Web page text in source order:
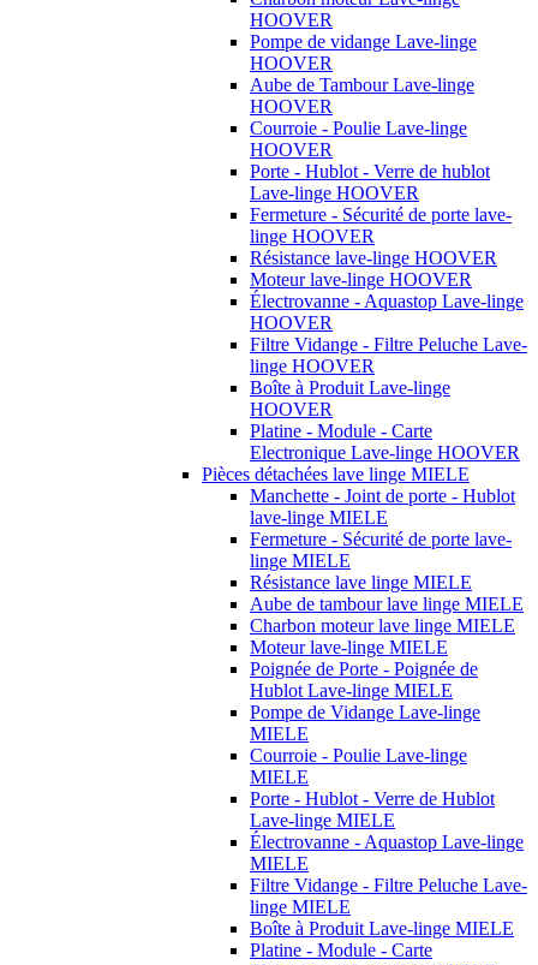
HOOVER
Pompe de vidange Lave-linge
HOOVER
Aube de Tambour Lave-linge
HOOVER
Courroie - Poulie Lave-linge
HOOVER
Porte - Hublot - Verre de hublot
Lave-linge HOOVER
Fermeture - Sécurité de porte lave-
linge HOOVER
Résistance lave-linge HOOVER
Moteur lave-linge HOOVER
Électrovanne - Aquastop Lave-linge
HOOVER
Filtre Vidange - Filtre Peluche Lave-
linge HOOVER
Boîte à Produit Lave-linge
HOOVER
Platine - Module - Carte
Electronique Lave-linge HOOVER
Pièces détachées lave linge MIELE
Manchette - Joint de porte - Hublot
lave-linge MIELE
Fermeture - Sécurité de porte lave-
linge MIELE
Résistance lave linge MIELE
Aube de tambour lave linge MIELE
Charbon moteur lave linge MIELE
Moteur lave-linge MIELE
Poignée de Porte - Poignée de
Hublot Lave-linge MIELE
Pompe de Vidange Lave-linge
MIELE
Courroie - Poulie Lave-linge
MIELE
Porte - Hublot - Verre de Hublot
Lave-linge MIELE
Électrovanne - Aquastop Lave-linge
MIELE
Filtre Vidange - Filtre Peluche Lave-
linge MIELE
Boîte à Produit Lave-linge MIELE
Platine - Module - Carte